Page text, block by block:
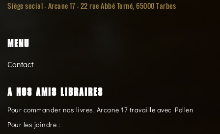
Siège social -Arcane 17 - 22 rue Abbé Torné, 65000 Tarbes
MENU
Contact
A NOS AMIS LIBRAIRES
Pour commander nos livres, Arcane 17 travaille avec Pollen
Pour les joindre :